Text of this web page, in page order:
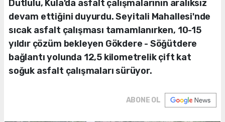
Dutlulu, Kula'da asfalt çalışmalarının aralıksız
devam ettiğini duyurdu. Seyitali Mahallesi'nde
sıcak asfalt çalışması tamamlanırken, 10-15
yıldır çözüm bekleyen Gökdere - Söğütdere
bağlantı yolunda 12,5 kilometrelik çift kat
soğuk asfalt çalışmaları sürüyor.
ABONE OL